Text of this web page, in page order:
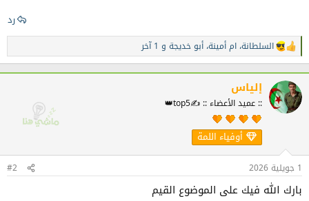
رد
ا
ل
ت
ف
ا
ع
السلطانة، ام أمينة، أبو خديجة و 1 آخر
إلياس
:: عميد الأعضاء :: ✍️top5👑
أوفياء اللمة
1 جويلية 2026 #2
بارك الله فيك على الموضوع القيم